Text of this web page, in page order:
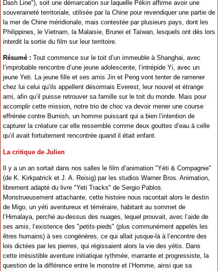
Dash Line"), soit une démarcation sur laquelle Pékin affirme avoir une
souveraineté territoriale, utilisée par la Chine pour revendiquer une partie de
la mer de Chine méridionale, mais contestée par plusieurs pays, dont les
Philippines, le Vietnam, la Malaisie, Brunei et Taïwan, lesquels ont dès lors
interdit la sortie du film sur leur territoire.
Résumé : Tout commence sur le toit d’un immeuble à Shanghai, avec
l’improbable rencontre d’une jeune adolescente, l’intrépide Yi, avec un
jeune Yeti. La jeune fille et ses amis Jin et Peng vont tenter de ramener
chez lui celui qu’ils appellent désormais Everest, leur nouvel et étrange
ami, afin qu’il puisse retrouver sa famille sur le toit du monde. Mais pour
accomplir cette mission, notre trio de choc va devoir mener une course
effrénée contre Burnish, un homme puissant qui a bien l’intention de
capturer la créature car elle ressemble comme deux gouttes d’eau à celle
qu’il avait fortuitement rencontrée quand il était enfant.
La critique de Julien
Il y a un an sortait dans nos salles le film d’animation "Yéti & Compagnie"
(de K. Kirkpatrick et J. A. Reisig) par les studios Warner Bros. Animation,
librement adapté du livre "Yeti Tracks" de Sergio Pablos.
Monstrueusement attachante, cette histoire nous racontait alors le destin
de Migo, un yéti aventureux et téméraire, habitant au sommet de
l’Himalaya, perché au-dessus des nuages, lequel prouvait, avec l’aide de
ses amis, l’existence des "petits-pieds" (plus communément appelés les
êtres humains) à ses congénères, ce qui allait jusque-là à l’encontre des
lois dictées par les pierres, qui régissaient alors la vie des yétis. Dans
cette irrésistible aventure initiatique rythmée, marrante et progressiste, la
question de la différence entre le monstre et l’Homme, ainsi que sa